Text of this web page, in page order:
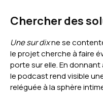
Chercher des
Une sur dixne se
le projet cherche à faire
porte sur elle. En
le podcast rend visible
reléguée à la sphère